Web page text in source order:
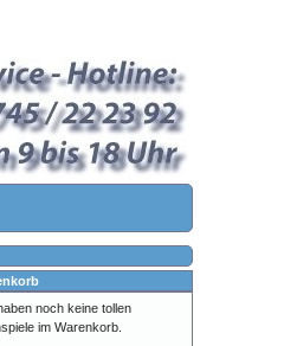
noch keine tollen
im Warenkorb.